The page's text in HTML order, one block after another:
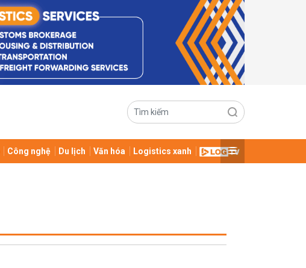
Công nghệ Du lịch Văn hóa Logistics xanh